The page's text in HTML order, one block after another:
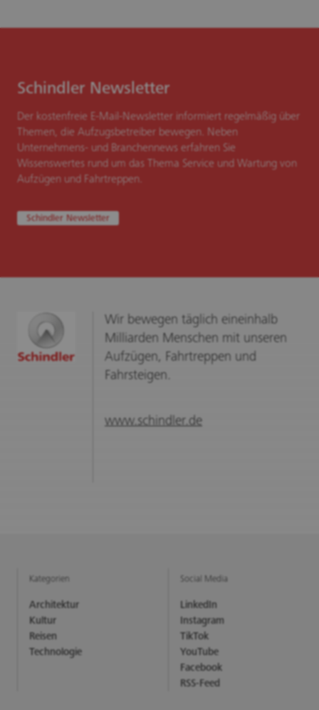
Schindler Newsletter
Der kostenfreie E-Mail-Newsletter informiert regelmäßig über
Themen, die Aufzugsbetreiber bewegen. Neben
Unternehmens- und Branchennews erfahren Sie
Wissenswertes rund um das Thema Service und Wartung von
Aufzügen und Fahrtreppen.
Schindler Newsletter
Wir bewegen täglich eineinhalb
Milliarden Menschen mit unseren
Aufzügen, Fahrtreppen und
Fahrsteigen.
www.schindler.de
Kategorien
Architektur
Kultur
Reisen
Technologie
Social Media
LinkedIn
Instagram
TikTok
YouTube
Facebook
RSS-Feed